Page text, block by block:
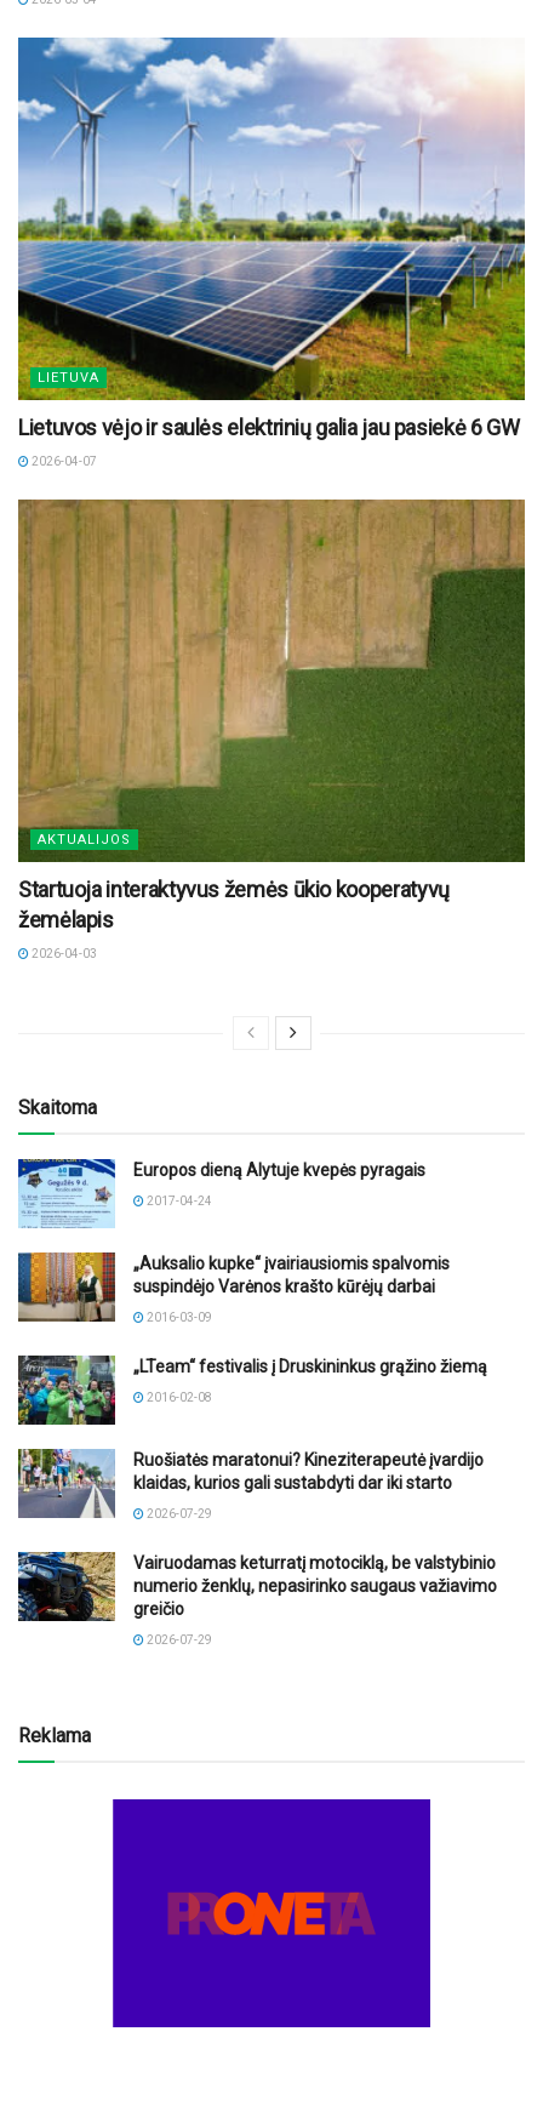
LIETUVA
Lietuvos vėjo ir saulės elektrinių galia jau pasiekė 6 GW
2026-04-07
AKTUALIJOS
Startuoja interaktyvus žemės ūkio kooperatyvų
žemėlapis
2026-04-03
Skaitoma
Europos dieną Alytuje kvepės pyragais
2017-04-24
„Auksalio kupke“ įvairiausiomis spalvomis
suspindėjo Varėnos krašto kūrėjų darbai
2016-03-09
„LTeam“ festivalis į Druskininkus grąžino žiemą
2016-02-08
Ruošiatės maratonui? Kineziterapeutė įvardijo
klaidas, kurios gali sustabdyti dar iki starto
2026-07-29
Vairuodamas keturratį motociklą, be valstybinio
numerio ženklų, nepasirinko saugaus važiavimo
greičio
2026-07-29
Reklama